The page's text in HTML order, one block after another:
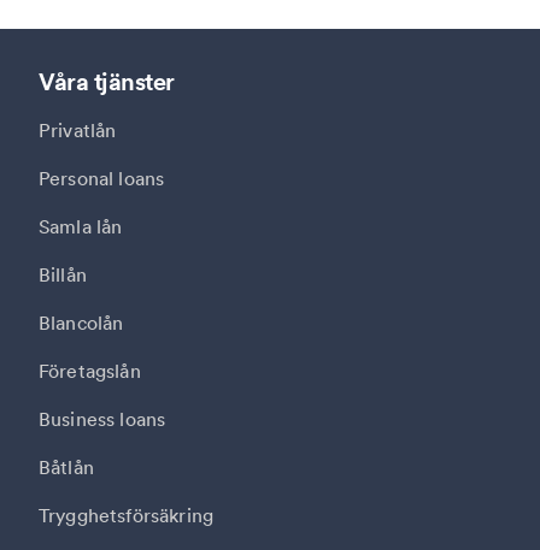
Våra tjänster
Privatlån
Personal loans
Samla lån
Billån
Blancolån
Företagslån
Business loans
Båtlån
Trygghetsförsäkring